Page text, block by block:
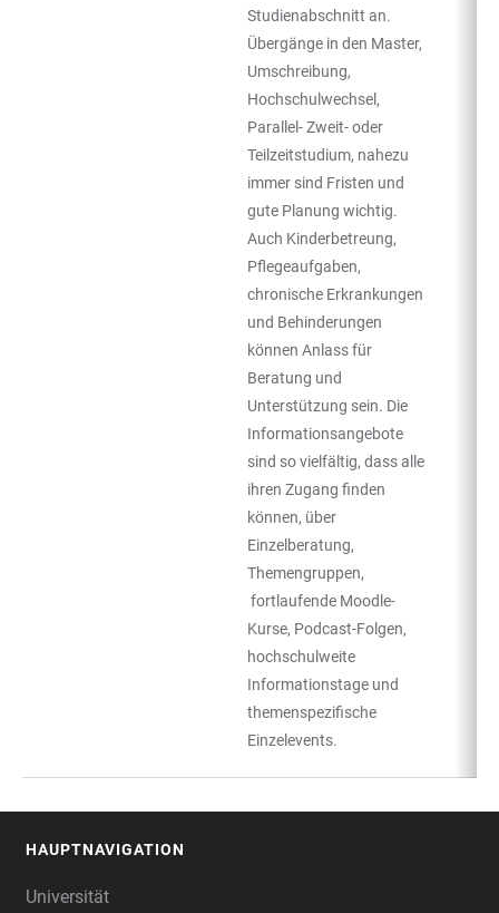
Studienabschnitt an.
Übergänge in den Master,
Umschreibung,
Hochschulwechsel,
Parallel- Zweit- oder
Teilzeitstudium, nahezu
immer sind Fristen und
gute Planung wichtig.
Auch Kinderbetreung,
Pflegeaufgaben,
chronische Erkrankungen
und Behinderungen
können Anlass für
Beratung und
Unterstützung sein. Die
Informationsangebote
sind so vielfältig, dass alle
ihren Zugang finden
können, über
Einzelberatung,
Themengruppen,
fortlaufende Moodle-
Kurse, Podcast-Folgen,
hochschulweite
Informationstage und
themenspezifische
Einzelevents.
HAUPTNAVIGATION
Universität